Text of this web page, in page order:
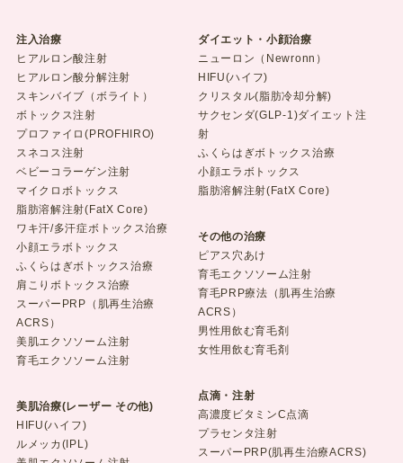
注入治療
ヒアルロン酸注射
ヒアルロン酸分解注射
スキンバイブ（ボライト）
ボトックス注射
プロファイロ(PROFHIRO)
スネコス注射
ベビーコラーゲン注射
マイクロボトックス
脂肪溶解注射(FatX Core)
ワキ汗/多汗症ボトックス治療
小顔エラボトックス
ふくらはぎボトックス治療
肩こりボトックス治療
スーパーPRP（肌再生治療
ACRS）
美肌エクソソーム注射
育毛エクソソーム注射
美肌治療(レーザー その他)
HIFU(ハイフ)
ルメッカ(IPL)
ダイエット・小顔治療
ニューロン（Newronn）
HIFU(ハイフ)
クリスタル(脂肪冷却分解)
サクセンダ(GLP-1)ダイエット注
射
ふくらはぎボトックス治療
小顔エラボトックス
脂肪溶解注射(FatX Core)
その他の治療
ピアス穴あけ
育毛エクソソーム注射
育毛PRP療法（肌再生治療
ACRS）
男性用飲む育毛剤
女性用飲む育毛剤
点滴・注射
高濃度ビタミンC点滴
プラセンタ注射
スーパーPRP(肌再生治療ACRS)